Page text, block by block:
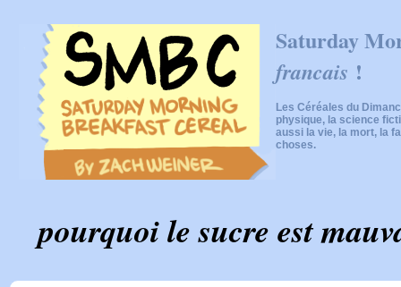
Saturday
francais !
Les Céréales du
physique, la science
aussi la vie, la mort, la
choses.
pourquoi le sucre est